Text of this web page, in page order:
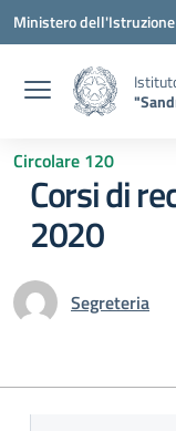
Vai ai contenuti
Vai al menu di
Vai al footer
Ministero
Circolare 120
Corsi di
2020
Segreteria